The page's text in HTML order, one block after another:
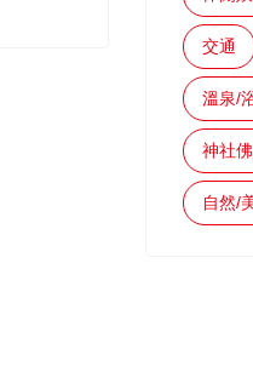
交通
溫泉/
神社
自然/